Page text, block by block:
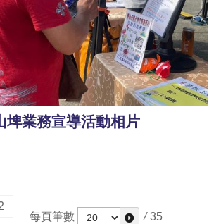
埤業務宣導活動相片
每頁筆數
/ 35